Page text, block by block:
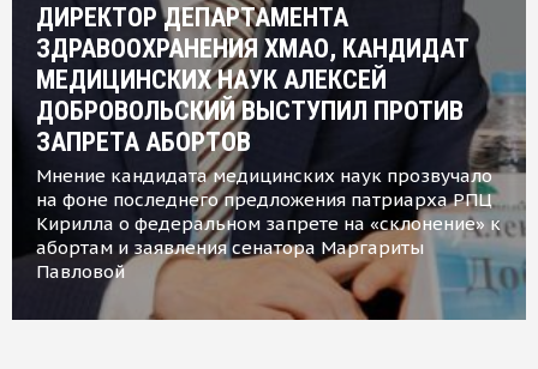
ДИРЕКТОР ДЕПАРТАМЕНТА
ЗДРАВООХРАНЕНИЯ ХМАО, КАНДИДАТ
МЕДИЦИНСКИХ НАУК АЛЕКСЕЙ
ДОБРОВОЛЬСКИЙ ВЫСТУПИЛ ПРОТИВ
ЗАПРЕТА АБОРТОВ
Мнение кандидата медицинских наук прозвучало
на фоне последнего предложения патриарха РПЦ
Кирилла о федеральном запрете на «склонение» к
абортам и заявления сенатора Маргариты
Павловой